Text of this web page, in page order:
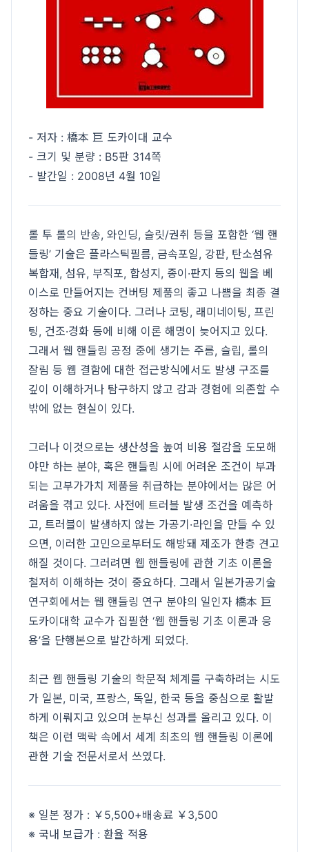
- 저자 : 橋本 巨 도카이대 교수
- 크기 및 분량 : B5판 314쪽
- 발간일 : 2008년 4월 10일
롤 투 롤의 반송, 와인딩, 슬릿/권취 등을 포함한 ‘웹 핸
들링’ 기술은 플라스틱필름, 금속포일, 강판, 탄소섬유
복합재, 섬유, 부직포, 합성지, 종이·판지 등의 웹을 베
이스로 만들어지는 컨버팅 제품의 좋고 나쁨을 최종 결
정하는 중요 기술이다. 그러나 코팅, 래미네이팅, 프린
팅, 건조·경화 등에 비해 이론 해명이 늦어지고 있다.
그래서 웹 핸들링 공정 중에 생기는 주름, 슬립, 롤의
잘림 등 웹 결함에 대한 접근방식에서도 발생 구조를
깊이 이해하거나 탐구하지 않고 감과 경험에 의존할 수
밖에 없는 현실이 있다.
그러나 이것으로는 생산성을 높여 비용 절감을 도모해
야만 하는 분야, 혹은 핸들링 시에 어려운 조건이 부과
되는 고부가가치 제품을 취급하는 분야에서는 많은 어
려움을 겪고 있다. 사전에 트러블 발생 조건을 예측하
고, 트러블이 발생하지 않는 가공기·라인을 만들 수 있
으면, 이러한 고민으로부터도 해방돼 제조가 한층 견고
해질 것이다. 그러려면 웹 핸들링에 관한 기초 이론을
철저히 이해하는 것이 중요하다. 그래서 일본가공기술
연구회에서는 웹 핸들링 연구 분야의 일인자 橋本 巨
도카이대학 교수가 집필한 ‘웹 핸들링 기초 이론과 응
용’을 단행본으로 발간하게 되었다.
최근 웹 핸들링 기술의 학문적 체계를 구축하려는 시도
가 일본, 미국, 프랑스, 독일, 한국 등을 중심으로 활발
하게 이뤄지고 있으며 눈부신 성과를 올리고 있다. 이
책은 이런 맥락 속에서 세계 최초의 웹 핸들링 이론에
관한 기술 전문서로서 쓰였다.
※ 일본 정가 : ￥5,500+배송료 ￥3,500
※ 국내 보급가 : 환율 적용